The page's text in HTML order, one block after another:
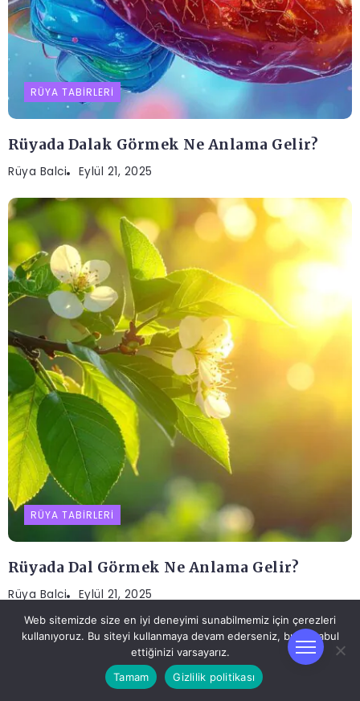
RÜYA TABIRLERI
Rüyada Dalak Görmek Ne Anlama Gelir?
Rüya Balci Eylül 21, 2025
RÜYA TABIRLERI
Rüyada Dal Görmek Ne Anlama Gelir?
Rüya Balci Eylül 21, 2025
Web sitemizde size en iyi deneyimi sunabilmemiz için çerezleri
kullanıyoruz. Bu siteyi kullanmaya devam ederseniz, bunu kabul
ettiğinizi varsayarız.
Tamam
Gizlilik politikası